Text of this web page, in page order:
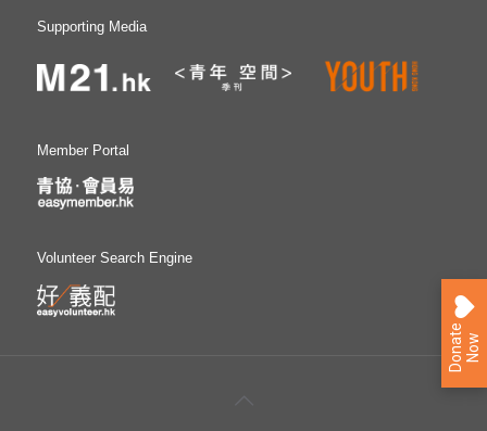
Supporting Media
Member Portal
Volunteer Search Engine
D
o
n
at
e
N
ow